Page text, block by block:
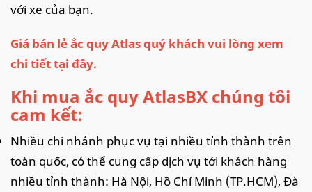
với xe của bạn.
Giá bán lẻ ắc quy Atlas quý khách vui lòng xem
chi tiếttại đây.
Khi mua ắc quy AtlasBX chúng tôi
cam kết:
Nhiều chi nhánh phục vụ tại nhiều tỉnh thành trên
toàn quốc, có thể cung cấp dịch vụ tới khách hàng
nhiều tỉnh thành: Hà Nội, Hồ Chí Minh (TP.HCM), Đà